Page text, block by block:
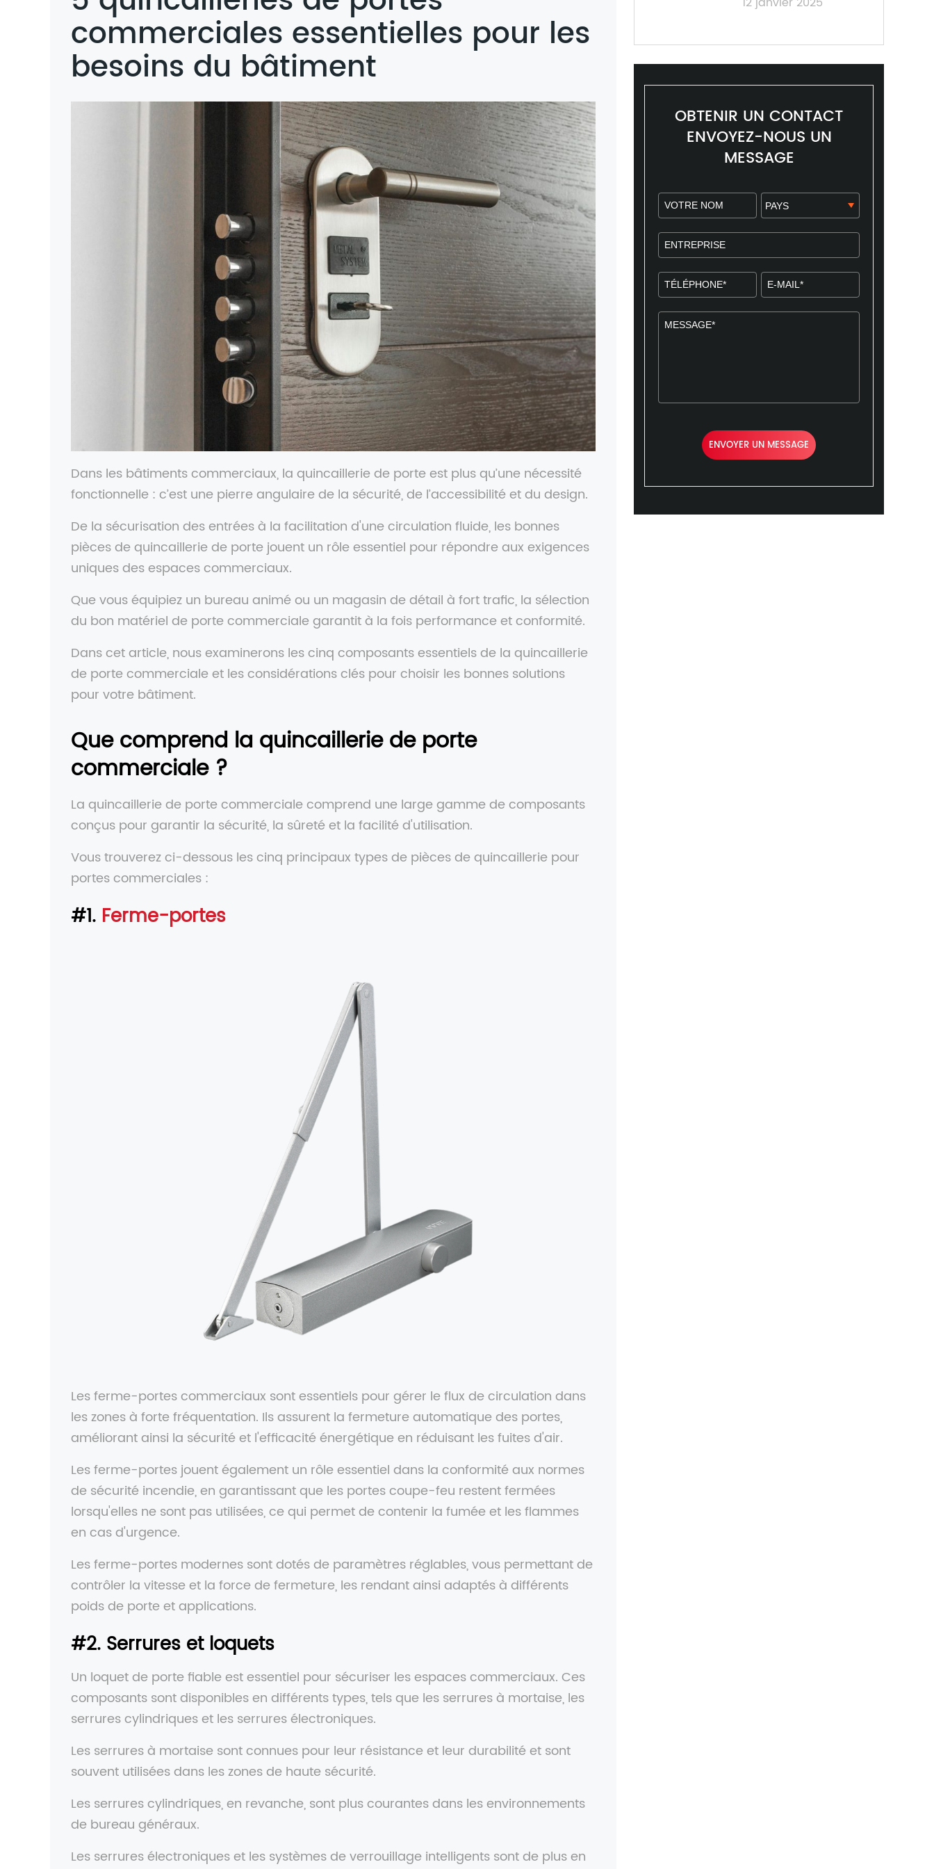
commerciales essentielles pour les
besoins du bâtiment
Dans les bâtiments commerciaux, la quincaillerie de porte est plus qu’une nécessité
fonctionnelle : c’est une pierre angulaire de la sécurité, de l’accessibilité et du design.
De la sécurisation des entrées à la facilitation d'une circulation fluide, les bonnes
pièces de quincaillerie de porte jouent un rôle essentiel pour répondre aux exigences
uniques des espaces commerciaux.
Que vous équipiez un bureau animé ou un magasin de détail à fort trafic, la sélection
du bon matériel de porte commerciale garantit à la fois performance et conformité.
Dans cet article, nous examinerons les cinq composants essentiels de la quincaillerie
de porte commerciale et les considérations clés pour choisir les bonnes solutions
pour votre bâtiment.
Que comprend la quincaillerie de porte
commerciale ?
La quincaillerie de porte commerciale comprend une large gamme de composants
conçus pour garantir la sécurité, la sûreté et la facilité d'utilisation.
Vous trouverez ci-dessous les cinq principaux types de pièces de quincaillerie pour
portes commerciales :
#1. Ferme-portes
Les ferme-portes commerciaux sont essentiels pour gérer le flux de circulation dans
les zones à forte fréquentation. Ils assurent la fermeture automatique des portes,
améliorant ainsi la sécurité et l'efficacité énergétique en réduisant les fuites d'air.
Les ferme-portes jouent également un rôle essentiel dans la conformité aux normes
de sécurité incendie, en garantissant que les portes coupe-feu restent fermées
lorsqu'elles ne sont pas utilisées, ce qui permet de contenir la fumée et les flammes
en cas d'urgence.
Les ferme-portes modernes sont dotés de paramètres réglables, vous permettant de
contrôler la vitesse et la force de fermeture, les rendant ainsi adaptés à différents
poids de porte et applications.
#2. Serrures et loquets
Un loquet de porte fiable est essentiel pour sécuriser les espaces commerciaux. Ces
composants sont disponibles en différents types, tels que les serrures à mortaise, les
serrures cylindriques et les serrures électroniques.
Les serrures à mortaise sont connues pour leur résistance et leur durabilité et sont
souvent utilisées dans les zones de haute sécurité.
Les serrures cylindriques, en revanche, sont plus courantes dans les environnements
de bureau généraux.
Les serrures électroniques et les systèmes de verrouillage intelligents sont de plus en
OBTENIR UN CONTACT
ENVOYEZ-NOUS UN
MESSAGE
ENVOYER UN MESSAGE